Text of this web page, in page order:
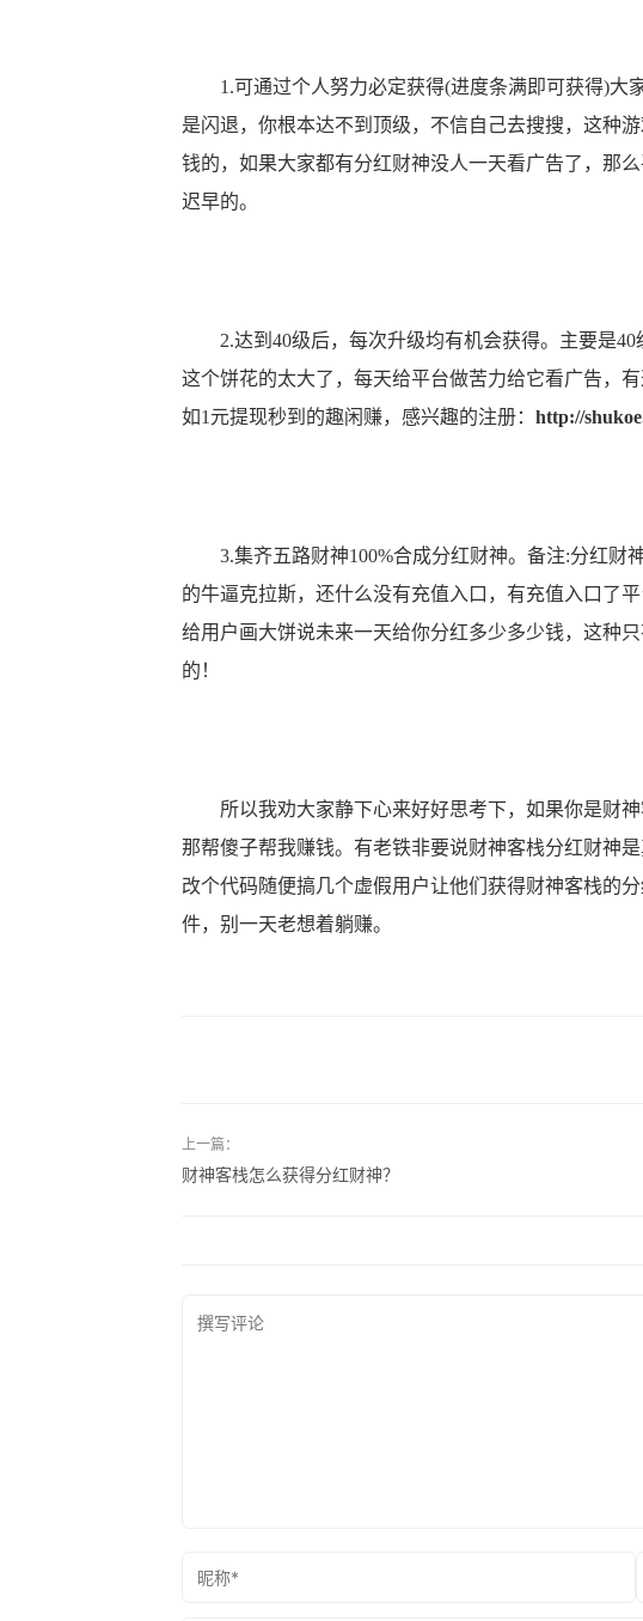
1.可通过个人努力必定获得(进度条满即可获得)大
是闪退，你根本达不到顶级，不信自己去搜搜，这种
钱的，如果大家都有分红财神没人一天看广告了，那
迟早的。
2.达到40级后，每次升级均有机会获得。主要是40
这个饼花的太大了，每天给平台做苦力给它看广告，
如1元提现秒到的趣闲赚，感兴趣的注册： http://
3.集齐五路财神100%合成分红财神。备注:分红财
的牛逼克拉斯，还什么没有充值入口，有充值入口了
给用户画大饼说未来一天给你分红多少多少钱，这种
的！
所以我劝大家静下心来好好思考下，如果你是财神
那帮傻子帮我赚钱。有老铁非要说财神客栈分红财神
改个代码随便搞几个虚假用户让他们获得财神客栈的
件，别一天老想着躺赚。
上一篇：
财神客栈怎么获得分红财神？